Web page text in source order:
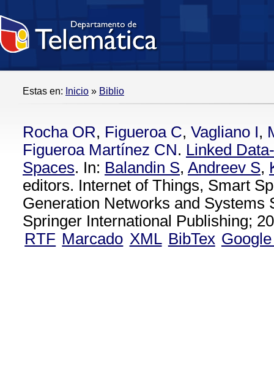
Estas en: Inicio » Biblio
Rocha OR, Figueroa C, Vagliano I,
Figueroa Martínez CN. Linked
Spaces. In: Balandin S, Andreev S,
editors. Internet of Things, Smart
Generation Networks and Systems
Springer International Publishing;
RTF Marcado XML BibTex